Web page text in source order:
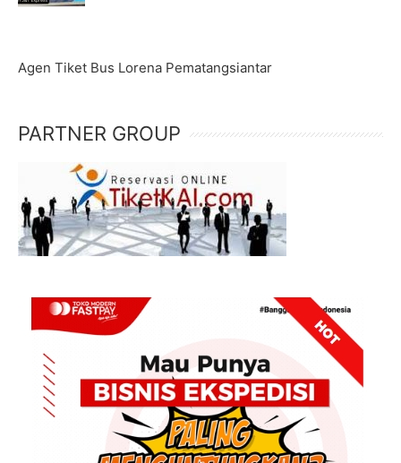
Agen Tiket Bus Lorena Pematangsiantar
PARTNER GROUP